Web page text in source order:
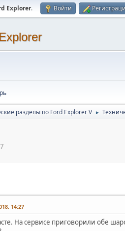
Explorer. Войти
разделы по Ford Explorer V ►
14:27
На сервисе приговорили обе